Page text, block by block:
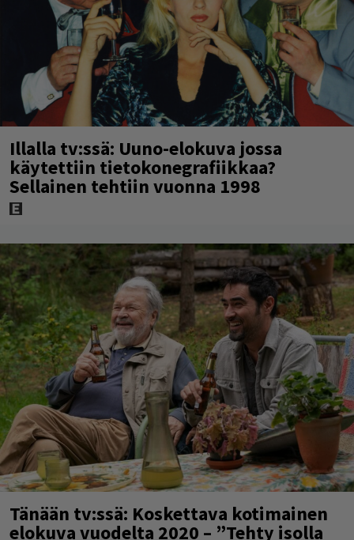
Illalla tv:ssä: Uuno-elokuva jossa
käytettiin tietokonegrafiikkaa?
Sellainen tehtiin vuonna 1998
Tänään tv:ssä: Koskettava kotimainen
elokuva vuodelta 2020 – ”Tehty isolla